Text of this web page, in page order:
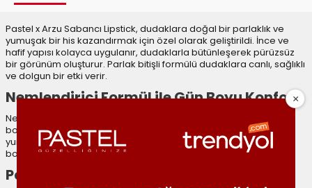
Pastel x Arzu Sabancı Lipstick, dudaklara doğal bir parlaklık ve
yumuşak bir his kazandırmak için özel olarak geliştirildi. İnce ve
hafif yapısı kolayca uygulanır, dudaklarla bütünleşerek pürüzsüz
bir görünüm oluşturur. Parlak bitişli formülü dudaklara canlı, sağlıklı
ve dolgun bir etki verir.
Nemlendirici Formül ile Gün Boyu Konfor
Nem tutucu bileşenlerle zenginleştirilen formülü, dudakların gün
boyu nemli kalmasını sağlar. Kurumayı önler, dudak yüzeyini
yumuşatır ve pürüzsüz bir bitiş sunar. Hafif yapısı sayesinde gün
boyu konforlu bir kullanım deneyimi yaşatır.
Pastel x Arzu Sabancı Lipstick Renkleri